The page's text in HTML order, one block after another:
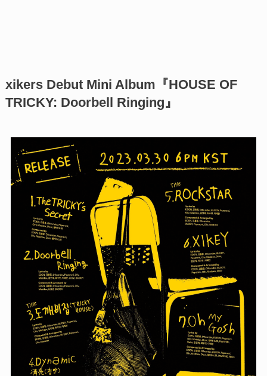
xikers Debut Mini Album『HOUSE OF
TRICKY: Doorbell Ringing』